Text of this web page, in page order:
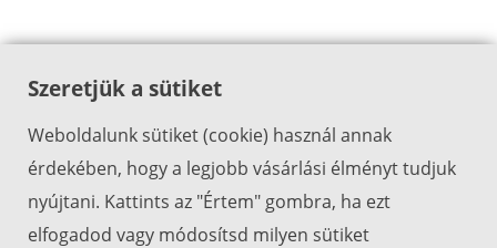
Szeretjük a sütiket
Weboldalunk sütiket (cookie) használ annak
érdekében, hogy a legjobb vásárlási élményt tudjuk
nyújtani. Kattints az "Értem" gombra, ha ezt
elfogadod vagy módosítsd milyen sütiket